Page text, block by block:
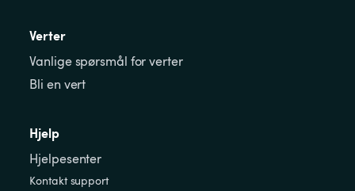
Verter
Vanlige spørsmål for verter
Bli en vert
Hjelp
Hjelpesenter
Kontakt support